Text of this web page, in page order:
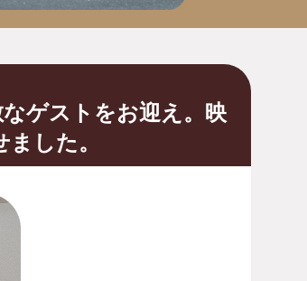
ゲストをお迎え。映
した。